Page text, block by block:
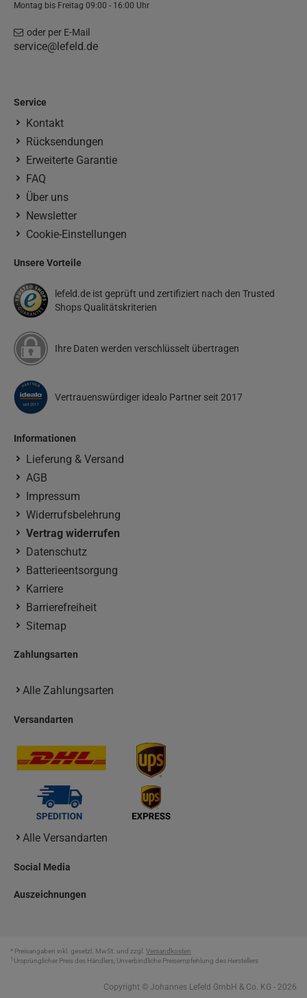
Montag bis Freitag 09:00 - 16:00 Uhr
oder per E-Mail
service@lefeld.de
Service
Kontakt
Rücksendungen
Erweiterte Garantie
FAQ
Über uns
Newsletter
Cookie-Einstellungen
Unsere Vorteile
lefeld.de ist geprüft und zertifiziert nach den Trusted
Shops Qualitätskriterien
Ihre Daten werden verschlüsselt übertragen
Vertrauenswürdiger idealo Partner seit 2017
Informationen
Lieferung & Versand
AGB
Impressum
Widerrufsbelehrung
Vertrag widerrufen
Datenschutz
Batterieentsorgung
Karriere
Barrierefreiheit
Sitemap
Zahlungsarten
Alle Zahlungsarten
Versandarten
Alle Versandarten
Social Media
Auszeichnungen
* Preisangaben inkl. gesetzl. MwSt. und zzgl. Versandkosten
1 Ursprünglicher Preis des Händlers, Unverbindliche Preisempfehlung des Herstellers
Copyright © Johannes Lefeld GmbH & Co. KG - 2026